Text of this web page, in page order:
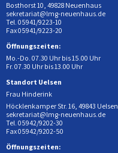
Bosthorst 10, 49828 Neuenhaus
sekretariat@lmg-neuenhaus.de
Tel. 05941/9223-10
Fax 05941/9223-20
Öffnungszeiten:
Mo.-Do. 07.30 Uhr bis 15.00 Uhr
Fr. 07.30 Uhr bis 13.00 Uhr
Standort Uelsen
Frau Hinderink
Höcklenkamper Str. 16, 49843 Uelsen
sekretariat@lmg-neuenhaus.de
Tel. 05942/9202-30
Fax 05942/9202-50
Öffnungszeiten: